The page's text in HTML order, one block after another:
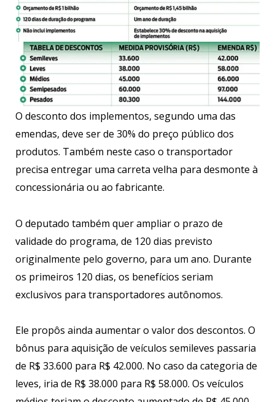
O desconto dos implementos, segundo uma das
emendas, deve ser de 30% do preço público dos
produtos. Também neste caso o transportador
precisa entregar uma carreta velha para desmonte à
concessionária ou ao fabricante.
O deputado também quer ampliar o prazo de
validade do programa, de 120 dias previsto
originalmente pelo governo, para um ano. Durante
os primeiros 120 dias, os benefícios seriam
exclusivos para transportadores autônomos.
Ele propôs ainda aumentar o valor dos descontos. O
bônus para aquisição de veículos semileves passaria
de R$ 33.600 para R$ 42.000. No caso da categoria de
leves, iria de R$ 38.000 para R$ 58.000. Os veículos